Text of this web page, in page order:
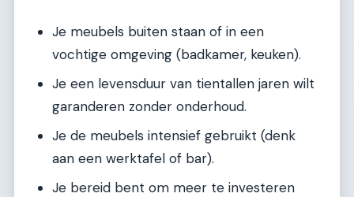
Je meubels buiten staan of in een
vochtige omgeving (badkamer, keuken).
Je een levensduur van tientallen jaren wilt
garanderen zonder onderhoud.
Je de meubels intensief gebruikt (denk
aan een werktafel of bar).
Je bereid bent om meer te investeren